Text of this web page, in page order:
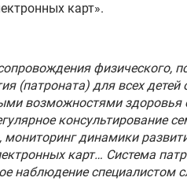
карт».
физического,
(патроната) для всех детей
возможностями здоровья
консультирование
мониторинг динамики
карт… Система
наблюдение специалистом